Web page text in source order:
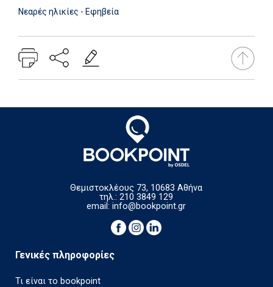
Νεαρές ηλικίες - Εφηβεία
Θεμιστοκλέους 73, 10683 Αθήνα
τηλ.: 210 3849 129
email:info@bookpoint.gr
Γενικές πληροφορίες
Τι είναι το bookpoint